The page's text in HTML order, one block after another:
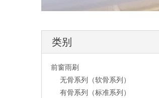
类别
前窗雨刷
无骨系列（软骨系列）
有骨系列（标准系列）